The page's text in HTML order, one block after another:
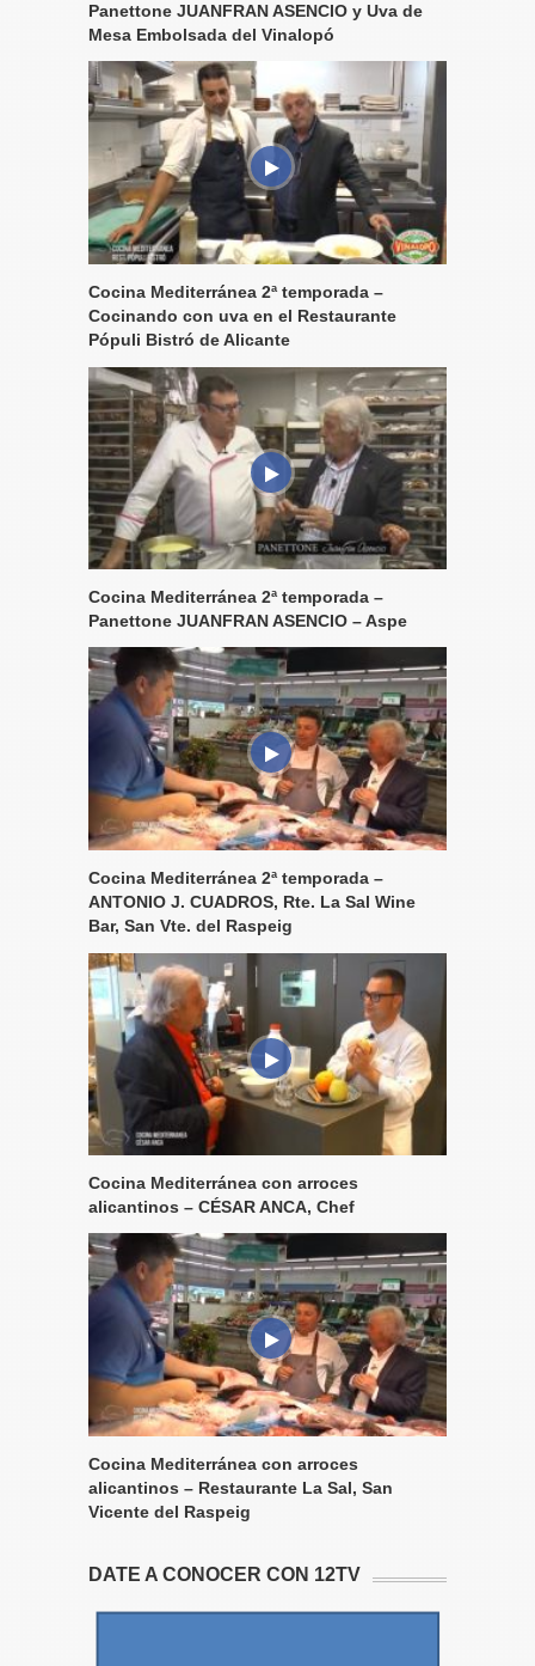
Panettone JUANFRAN ASENCIO y Uva de
Mesa Embolsada del Vinalopó
Cocina Mediterránea 2ª temporada –
Cocinando con uva en el Restaurante
Pópuli Bistró de Alicante
Cocina Mediterránea 2ª temporada –
Panettone JUANFRAN ASENCIO – Aspe
Cocina Mediterránea 2ª temporada –
ANTONIO J. CUADROS, Rte. La Sal Wine
Bar, San Vte. del Raspeig
Cocina Mediterránea con arroces
alicantinos – CÉSAR ANCA, Chef
Cocina Mediterránea con arroces
alicantinos – Restaurante La Sal, San
Vicente del Raspeig
DATE A CONOCER CON 12TV